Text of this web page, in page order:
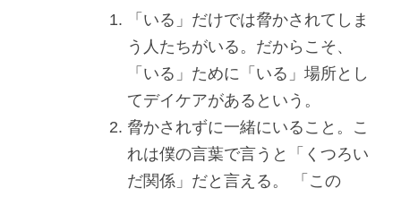
「いる」だけでは脅かされてしま
う人たちがいる。だからこそ、
「いる」ために「いる」場所とし
てデイケアがあるという。
脅かされずに一緒にいること。こ
れは僕の言葉で言うと「くつろい
だ関係」だと言える。 「この